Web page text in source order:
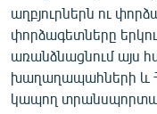
աղբյուրներն ու
փորձագետները
առանձնացնում այս
խաղաղապահների և
կապող